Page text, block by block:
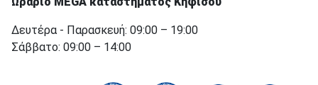
Δευτέρα - Παρασκευή: 09:00 – 19:00
Σάββατο: 09:00 – 14:00